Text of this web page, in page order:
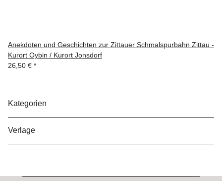
Anekdoten und Geschichten zur Zittauer Schmalspurbahn Zittau -
Kurort Oybin / Kurort Jonsdorf
26,50 € *
Kategorien
Verlage